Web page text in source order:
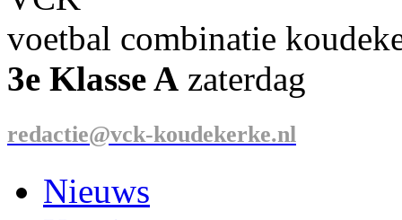
voetbal combinatie
3e Klasse A zaterdag
redactie@vck-koudekerke.nl
Nieuws